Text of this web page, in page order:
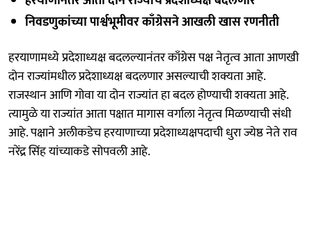
निवडणुकांच्या पार्श्वभूमीवर काँग्रेसने आखली खास रणनीती
हरयाणामध्ये प्रदेशाध्यक्ष बदलल्यानंतर काँग्रेस पक्ष नेतृत्व आता आणखी
दोन राज्यांमधील प्रदेशाध्यक्ष बदलणार असल्याची शक्यता आहे.
राजस्थान आणि गोवा या दोन राज्यांत हा बदल होण्याची शक्यता आहे.
त्यामुळे या राज्यांत आता पक्षात मागास वर्गाला नेतृत्व मिळण्याची संधी
आहे. पक्षाने अलीकडेच हरयाणाच्या प्रदेशाध्यक्षपदाची धुरा ज्येष्ठ नेते राव
नरेंद्र सिंह यांच्याकडे सोपवली आहे.